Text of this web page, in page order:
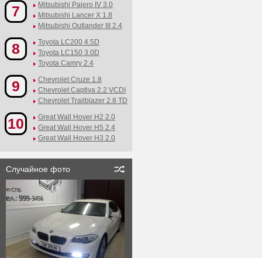
7
Mitsubishi Pajero IV 3.0
Mitsubishi Lancer X 1.8
Mitsubishi Outlander III 2.4
8
Toyota LC200 4.5D
Toyota LC150 3.0D
Toyota Camry 2.4
9
Chevrolet Cruze 1.8
Chevrolet Captiva 2.2 VCDI
Chevrolet Trailblazer 2.8 TD
10
Great Wall Hover H2 2.0
Great Wall Hover H5 2.4
Great Wall Hover H3 2.0
Случайное фото